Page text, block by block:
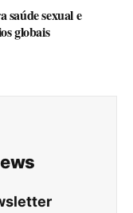
saúde sexual e
globais